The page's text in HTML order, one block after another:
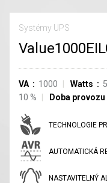
Systémy UPS
VA 1000 Watts
10 % Doba
TECHNOLOGIE
AUTOMATICKÁ
NASTAVITELNÝ